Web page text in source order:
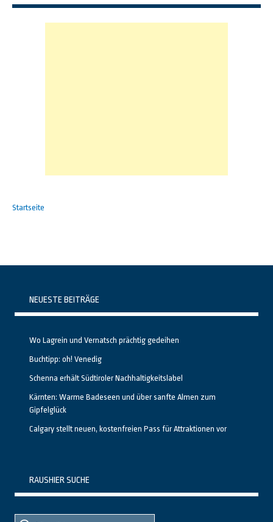
Startseite
NEUESTE BEITRÄGE
Wo Lagrein und Vernatsch prächtig gedeihen
Buchtipp: oh! Venedig
Schenna erhält Südtiroler Nachhaltigkeitslabel
Kärnten: Warme Badeseen und über sanfte Almen zum
Gipfelglück
Calgary stellt neuen, kostenfreien Pass für Attraktionen vor
RAUSHIER SUCHE
Suche
Suche